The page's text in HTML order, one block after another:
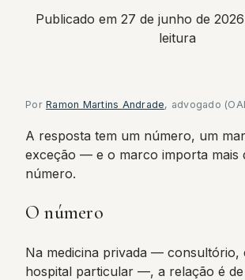
Publicado em 27 de junho de 2026
leitura
Por Ramon Martins Andrade, advogado
A resposta tem um número, um
exceção — e o marco importa mais
número.
O número
Na medicina privada — consultório,
hospital particular —, a relação é